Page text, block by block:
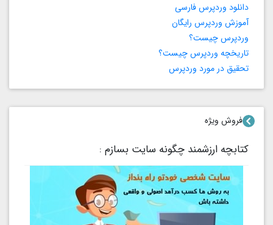
دانلود وردپرس فارسی
آموزش وردپرس رایگان
وردپرس چیست؟
تاریخچه وردپرس چیست؟
تحقیق در مورد وردپرس
فروش ویژه
کتابچه ارزشمند چگونه سایت بسازم :